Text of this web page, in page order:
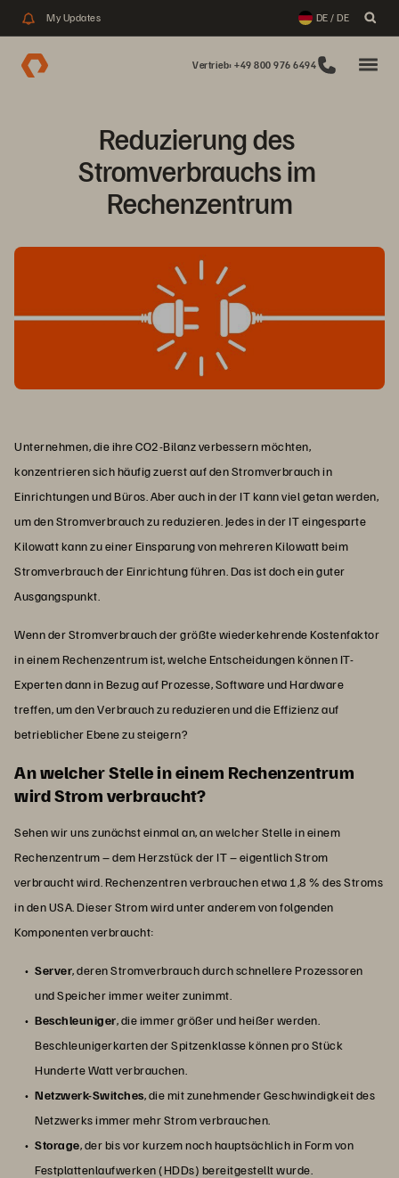
My Updates DE / DE
Vertrieb: +49 800 976 6494
Reduzierung des
Stromverbrauchs im
Rechenzentrum
Unternehmen, die ihre CO2-Bilanz verbessern möchten,
konzentrieren sich häufig zuerst auf den Stromverbrauch in
Einrichtungen und Büros. Aber auch in der IT kann viel getan werden,
um den Stromverbrauch zu reduzieren. Jedes in der IT eingesparte
Kilowatt kann zu einer Einsparung von mehreren Kilowatt beim
Stromverbrauch der Einrichtung führen. Das ist doch ein guter
Ausgangspunkt.
Wenn der Stromverbrauch der größte wiederkehrende Kostenfaktor
in einem Rechenzentrum ist, welche Entscheidungen können IT-
Experten dann in Bezug auf Prozesse, Software und Hardware
treffen, um den Verbrauch zu reduzieren und die Effizienz auf
betrieblicher Ebene zu steigern?
An welcher Stelle in einem Rechenzentrum
wird Strom verbraucht?
Sehen wir uns zunächst einmal an, an welcher Stelle in einem
Rechenzentrum – dem Herzstück der IT – eigentlich Strom
verbraucht wird. Rechenzentren verbrauchen etwa 1,8 % des Stroms
in den USA. Dieser Strom wird unter anderem von folgenden
Komponenten verbraucht:
Server, deren Stromverbrauch durch schnellere Prozessoren
und Speicher immer weiter zunimmt.
Beschleuniger, die immer größer und heißer werden.
Beschleunigerkarten der Spitzenklasse können pro Stück
Hunderte Watt verbrauchen.
Netzwerk-Switches, die mit zunehmender Geschwindigkeit des
Netzwerks immer mehr Strom verbrauchen.
Storage, der bis vor kurzem noch hauptsächlich in Form von
Festplattenlaufwerken (HDDs) bereitgestellt wurde.